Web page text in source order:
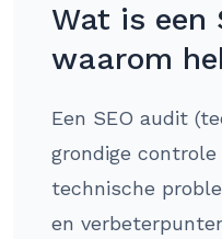
Wat is een
waarom
Een SEO audit
grondige
technische
en